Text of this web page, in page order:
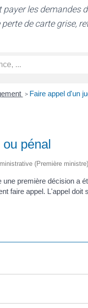
les
perte de carte grise,
> Faire appel d'un
pénal
(Première
première décision a
faire appel. L'appel doit